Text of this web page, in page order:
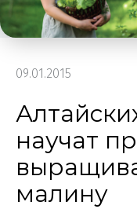
09.01.2015
научат
малину